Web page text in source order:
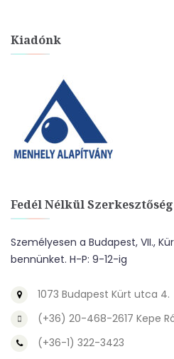
Kiadónk
Fedél Nélkül Szerkesztőség
Személyesen a Budapest, VII.,
bennünket. H-P: 9-12-ig
1073 Budapest Kürt utca 4.
(+36) 20-468-2617 Kepe
(+36-1) 322-3423